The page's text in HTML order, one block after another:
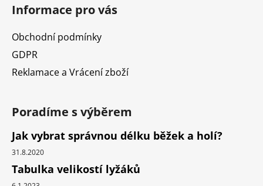
Informace pro vás
Obchodní podmínky
GDPR
Reklamace a Vrácení zboží
Poradíme s výběrem
Jak vybrat správnou délku běžek a holí?
31.8.2020
Tabulka velikostí lyžáků